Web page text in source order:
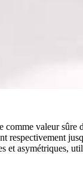
comme valeur sûre
respectivement
et asymétriques,